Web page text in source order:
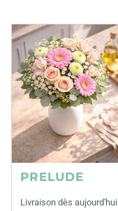
PRELUDE
Livraison dès aujourd'hui